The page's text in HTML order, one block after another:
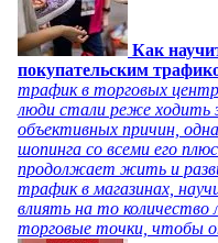
Как
покупательским
трафик в торговых
люди стали реже ходить
объективных причин,
шопинга со всеми его
продолжает жить и
трафик в магазинах,
влиять на то количество
торговые точки, чтобы